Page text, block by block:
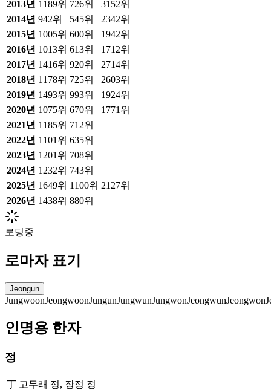
2013년 1189위 726위
3152위
2014년 942위 545위
2342위
2015년 1005위 600위
1942위
2016년 1013위 613위
1712위
2017년 1416위 920위
2714위
2018년 1178위 725위
2603위
2019년 1493위 993위
1924위
2020년 1075위 670위
1771위
2021 년 1185위 712위
2022년 1101위 635위
2023년 1201위 708위
2024년 1232위 743위
2025년 1649위 1100위 2127위
2026년 1438위 880위
로딩중
로마자 표기
Jeongun
JungwoonJeongwoonJungunJungwunJungwonJeongwunJeongwon
인명용 한자
정
丁 고무래 정, 장정 정